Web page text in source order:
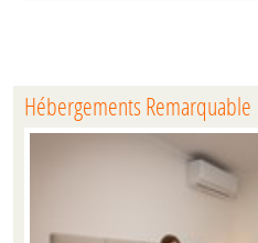
Hébergements Remarquable